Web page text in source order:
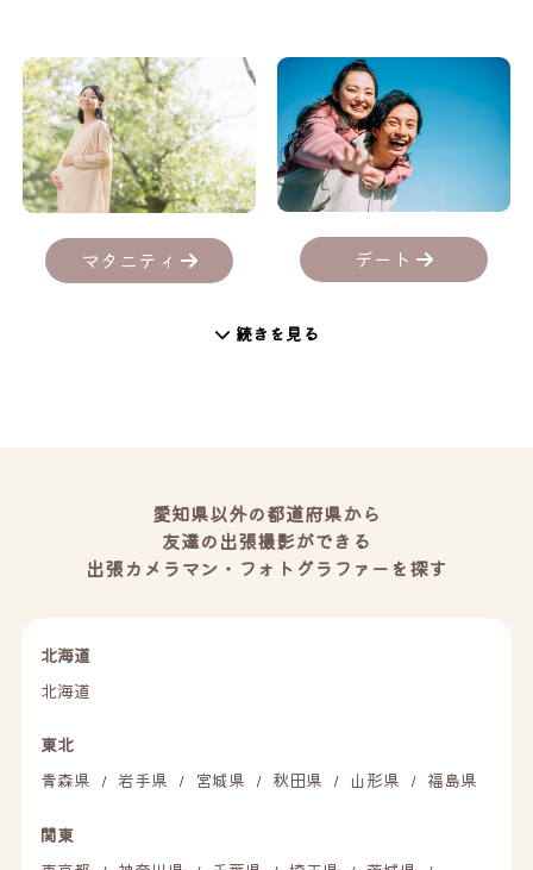
マタニティ デート
続きを見る
愛知県以外の都道府県から
友達の出張撮影ができる
出張カメラマン・フォトグラファーを探す
北海道
北海道
東北
青森県
/ 岩手県 / 宮城県 / 秋田県 / 山形県 / 福島県
関東